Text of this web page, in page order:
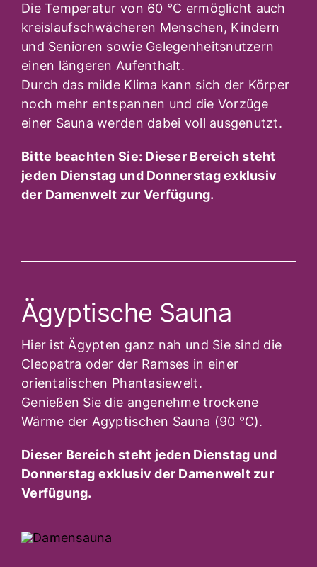
Die Temperatur von 60 °C ermöglicht auch
kreislaufschwächeren Menschen, Kindern
und Senioren sowie Gelegenheitsnutzern
einen längeren Aufenthalt.
Durch das milde Klima kann sich der Körper
noch mehr entspannen und die Vorzüge
einer Sauna werden dabei voll ausgenutzt.
Bitte beachten Sie: Dieser Bereich steht
jeden Dienstag und Donnerstag exklusiv
der Damenwelt zur Verfügung.
Ägyptische Sauna
Hier ist Ägypten ganz nah und Sie sind die
Cleopatra oder der Ramses in einer
orientalischen Phantasiewelt.
Genießen Sie die angenehme trockene
Wärme der Agyptischen Sauna (90 °C).
Dieser Bereich steht jeden Dienstag und
Donnerstag exklusiv der Damenwelt zur
Verfügung.